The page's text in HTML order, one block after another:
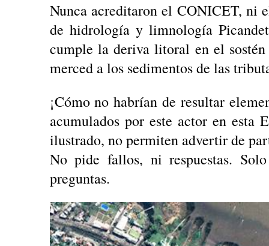
Nunca acreditaron el CONICET, ni
de hidrología y limnología
cumple la deriva litoral en el
merced a los sedimentos de las
¡Cómo no habrían de resultar
acumulados por este actor en esta
ilustrado, no permiten advertir de
No pide fallos, ni respuestas.
preguntas.